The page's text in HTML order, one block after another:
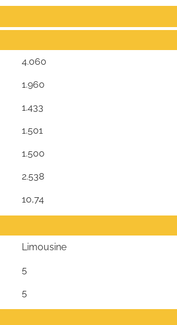
4.060
1.960
1.433
1.501
1.500
2.538
10,74
Limousine
5
5